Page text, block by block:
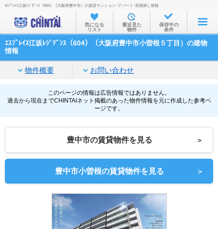
お部屋を探す
沿線・駅から
家賃相場から
物件特集から
TOP
ｴｽﾌﾟﾚｲｽ江坂ﾚｼﾞﾃﾞﾝｽ（604）（大阪府豊中市）の賃貸マンション･アパート･部屋探し情報
気になる
リスト
最近見た
物件
保存中の
条件
ｴｽﾌﾟﾚｲｽ江坂ﾚｼﾞﾃﾞﾝｽ（604）（大阪府豊中市小曽根５丁目）の建物
情報
物件概要 お問い合わせ
このページの情報は広告情報ではありません。
過去から現在までCHINTAIネット掲載のあった物件情報を元に作成した参考ペ
ージです。
豊中市の賃貸物件を見る ＞
豊中市小曽根の賃貸物件を見る ＞